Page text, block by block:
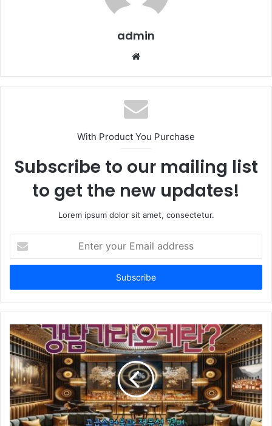
admin
Website
With Product You Purchase
Subscribe to our mailing list
to get the new updates!
Lorem ipsum dolor sit amet, consectetur.
your
Email